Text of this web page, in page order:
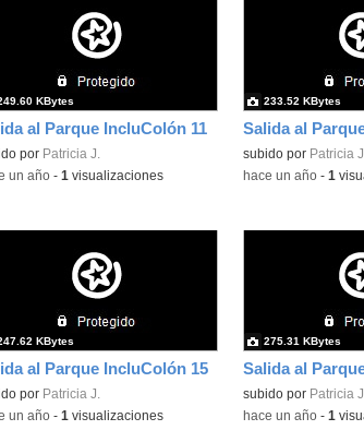
al Parque IncluColón 11
por Patricia J.
KBytes
un año- 1 visualizaciones
Salida al
subido por Patricia
233.52 KBytes
-hace un año- 1
al Parque IncluColón 15
por Patricia J.
KBytes
un año- 1 visualizaciones
Salida al
subido por Patricia
275.31 KBytes
-hace un año- 1